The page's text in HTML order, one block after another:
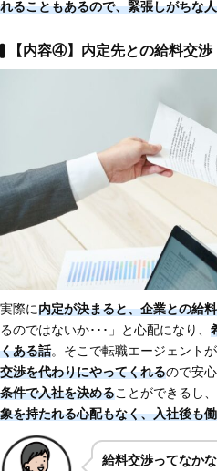
れることもあるので、緊張しがちな
【内容④】内定先との給料交渉
実際に内定が決まると、企業との給
るのではないか･･･」と心配になり、
くある話。そこで転職エージェント
交渉を代わりにやってくれるので安
条件で入社を決めることができるし
象を持たれる心配もなく、入社後も
給料交渉ってなか